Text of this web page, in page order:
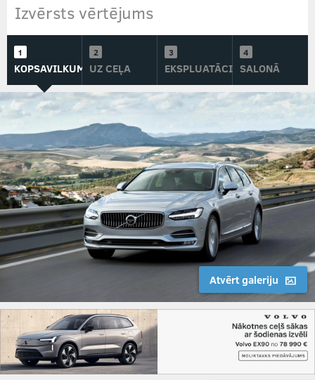
Izvērsts vērtējums
KOPSAVILKUMSUZ CEĻA EKSPLUATĀCIJĀSALONĀ
Atvērt galeriju